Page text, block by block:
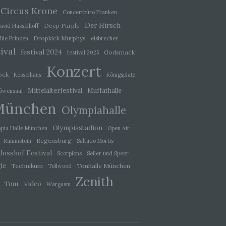
Circus Krone
Concertbüro Franken
Hasselhoff
Deep Purple Der Hirsch
Die Prinzen Dropkick Murphys eisbrecher
festival 2024 festival 2025 Godsmack
Kesselhaus Konzert Königsplatz
Mittelalterfestival Muffathalle
Olympiahalle
Halle München Olympiastadion
Open Air
Rammstein
Regensburg Saltatio Mortis
Festival Scorpions Seiler und Speer
Technikum Tollwood Tonhalle München
Tour video Wargasm Zenith
das